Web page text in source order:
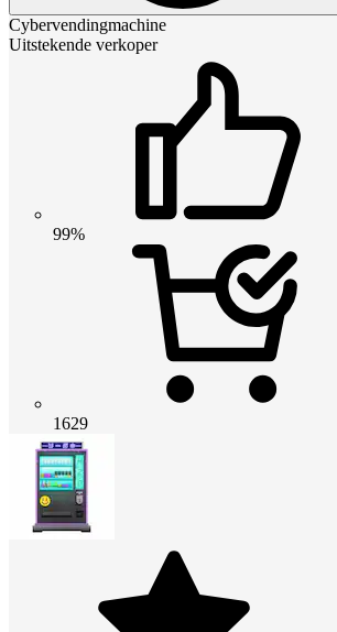
Cybervendingmachine
Uitstekende verkoper
99%
1629